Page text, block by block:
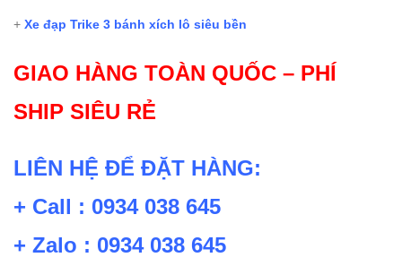
+ Xe đạp Trike 3 bánh xích lô siêu bền
GIAO HÀNG TOÀN QUỐC – PHÍ
SHIP SIÊU RẺ
LIÊN HỆ ĐỂ ĐẶT HÀNG:
+ Call : 0934 038 645
+ Zalo : 0934 038 645